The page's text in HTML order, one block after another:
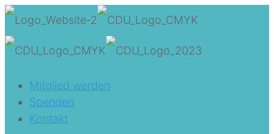
Mitglied werden
Spenden
Kontakt